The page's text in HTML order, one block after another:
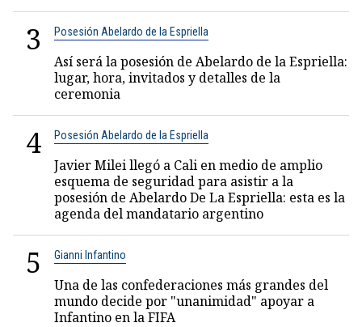
3 Posesión Abelardo de la Espriella
Así será la posesión de Abelardo de la Espriella:
lugar, hora, invitados y detalles de la
ceremonia
4 Posesión Abelardo de la Espriella
Javier Milei llegó a Cali en medio de amplio
esquema de seguridad para asistir a la
posesión de Abelardo De La Espriella: esta es la
agenda del mandatario argentino
5 Gianni Infantino
Una de las confederaciones más grandes del
mundo decide por "unanimidad" apoyar a
Infantino en la FIFA